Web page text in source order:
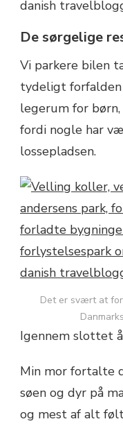
De sørgelige
Vi parkere bilen
tydeligt
legerum for
fordi nogle har
lossepladsen.
Det er svært at
Igennem slottet
Min mor fortalte
søen og dyr på
og mest af alt